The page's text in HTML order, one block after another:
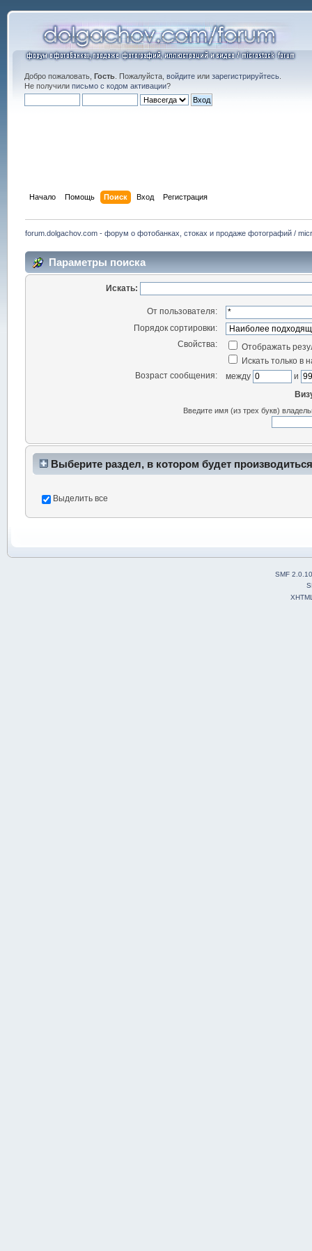
Добро пожаловать, Гость. Пожалуйста, войдитеили зарегистрируйтесь.
Не получили письмо с кодом активации?
Начало Помощь Поиск Вход Регистрация
forum.dolgachov.com - форум о фотобанках, стоках и продаже фотографий /
Параметры поиска
Искать:
От пользователя:
Порядок сортировки:
Свойства:
Отображать
Искать только в
Возраст сообщения:
между
и
Введите имя (из трех букв)
Выберите раздел, в котором будет
Выделить все
SMF